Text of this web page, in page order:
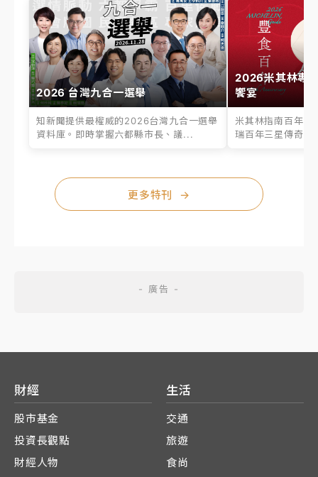
2026 台灣九合一選舉
知新聞提供最權威的2026台灣九合一選舉
資料庫。即時掌握六都縣市長、議...
2026米其林專
饗宴
米其林指南百年之
瑞百年三星傳奇、
更多特刊 →
財經
股市基金
投資長觀點
財經人物
生活
交通
旅遊
食尚